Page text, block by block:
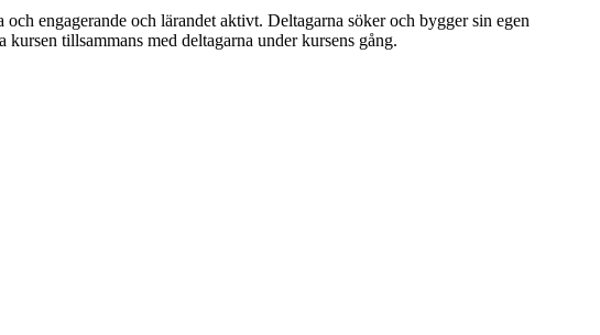
engagerande och lärandet aktivt. Deltagarna söker och bygger sin egen
tillsammans med deltagarna under kursens gång.